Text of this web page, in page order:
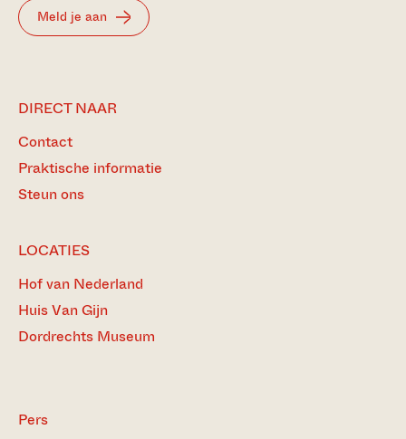
Meld je aan
DIRECT NAAR
Contact
Praktische informatie
Steun ons
LOCATIES
Hof van Nederland
Huis Van Gijn
Dordrechts Museum
Pers